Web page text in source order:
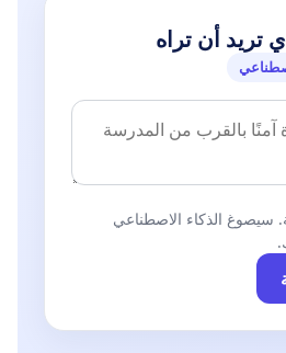
تريد أن تراه
سيصوغ الذكاء الاصطناعي